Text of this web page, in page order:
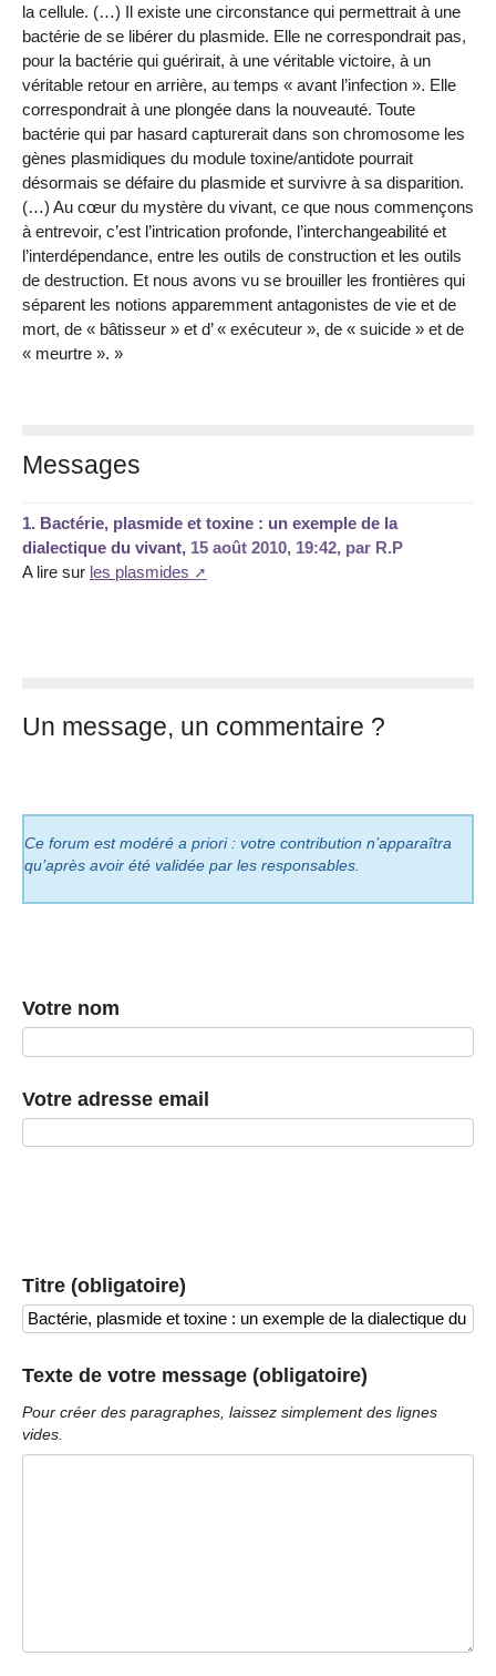
la cellule. (…) Il existe une circonstance qui permettrait à une
bactérie de se libérer du plasmide. Elle ne correspondrait pas,
pour la bactérie qui guérirait, à une véritable victoire, à un
véritable retour en arrière, au temps « avant l’infection ». Elle
correspondrait à une plongée dans la nouveauté. Toute
bactérie qui par hasard capturerait dans son chromosome les
gènes plasmidiques du module toxine/antidote pourrait
désormais se défaire du plasmide et survivre à sa disparition.
(…) Au cœur du mystère du vivant, ce que nous commençons
à entrevoir, c’est l’intrication profonde, l’interchangeabilité et
l’interdépendance, entre les outils de construction et les outils
de destruction. Et nous avons vu se brouiller les frontières qui
séparent les notions apparemment antagonistes de vie et de
mort, de « bâtisseur » et d’ « exécuteur », de « suicide » et de
« meurtre ». »
Messages
1. Bactérie, plasmide et toxine : un exemple de la
dialectique du vivant, 15 août 2010, 19:42, par R.P
A lire sur les plasmides
Un message, un commentaire ?
Ce forum est modéré a priori : votre contribution n’apparaîtra
qu’après avoir été validée par les responsables.
Votre nom
Votre adresse email
Titre (obligatoire)
Texte de votre message (obligatoire)
Pour créer des paragraphes, laissez simplement des lignes
vides.